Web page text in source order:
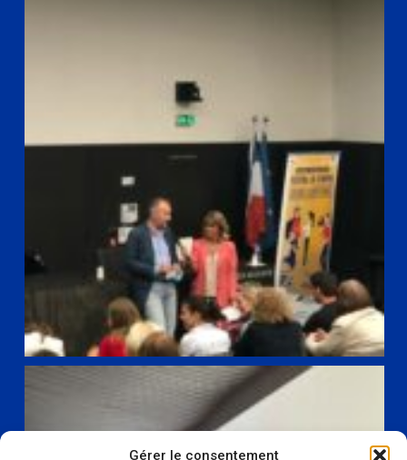
Gérer le consentement